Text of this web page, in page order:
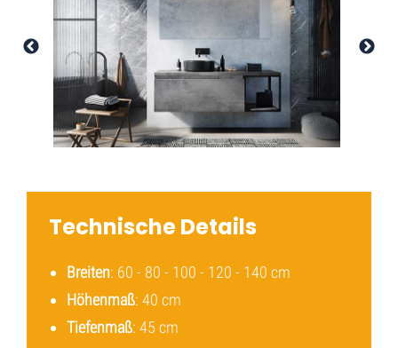
Technische Details
Breiten: 60 - 80 - 100 - 120 - 140 cm
Höhenmaß: 40 cm
Tiefenmaß: 45 cm